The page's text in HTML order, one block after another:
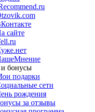
сайте
бонусы
подарки
сети
рождения
за отзывы